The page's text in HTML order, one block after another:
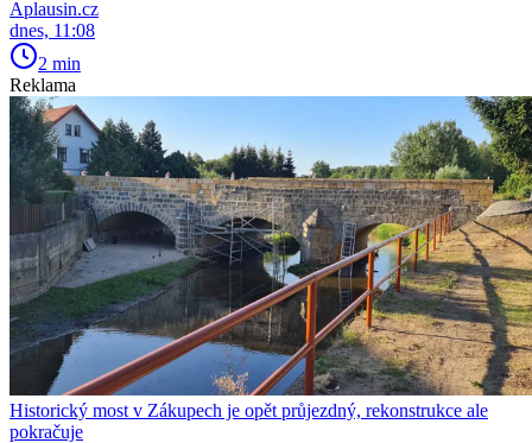
Aplausin.cz
dnes, 11:08
2 min
Reklama
Historický most v Zákupech je opět průjezdný, rekonstrukce ale
pokračuje